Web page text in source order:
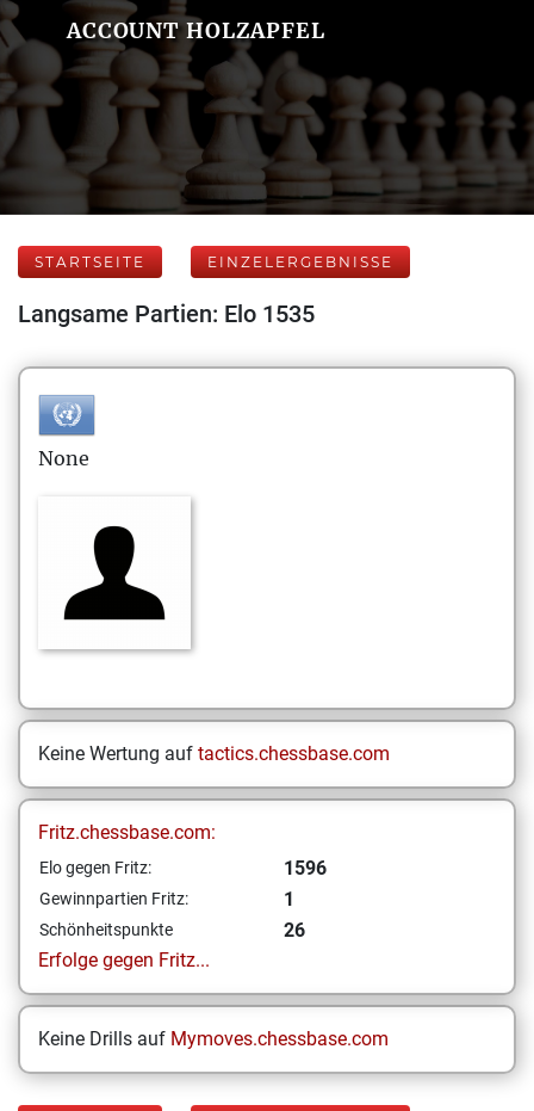
ACCOUNT HOLZAPFEL
STARTSEITE EINZELERGEBNISSE
Langsame Partien: Elo 1535
None
Keine Wertung auf tactics.chessbase.com
Fritz.chessbase.com:
Elo gegen Fritz: 1596
Gewinnpartien Fritz: 1
Schönheitspunkte
26
Erfolge gegen Fritz...
Keine Drills auf Mymoves.chessbase.com